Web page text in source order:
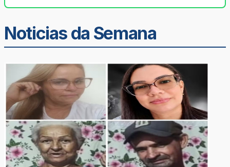
Noticias da Semana